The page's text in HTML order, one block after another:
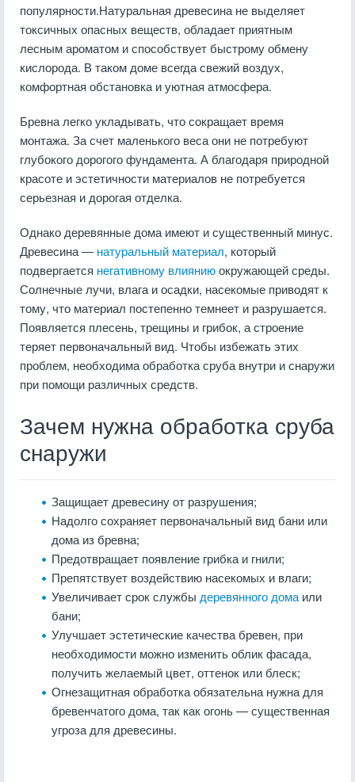
популярности.Натуральная древесина не выделяет
токсичных опасных веществ, обладает приятным
лесным ароматом и способствует быстрому обмену
кислорода. В таком доме всегда свежий воздух,
комфортная обстановка и уютная атмосфера.
Бревна легко укладывать, что сокращает время
монтажа. За счет маленького веса они не потребуют
глубокого дорогого фундамента. А благодаря природной
красоте и эстетичности материалов не потребуется
серьезная и дорогая отделка.
Однако деревянные дома имеют и существенный минус.
Древесина — натуральный материал, который
подвергается негативному влияниюокружающей среды.
Солнечные лучи, влага и осадки, насекомые приводят к
тому, что материал постепенно темнеет и разрушается.
Появляется плесень, трещины и грибок, а строение
теряет первоначальный вид. Чтобы избежать этих
проблем, необходима обработка сруба внутри и снаружи
при помощи различных средств.
Зачем нужна обработка сруба
снаружи
Защищает древесину от разрушения;
Надолго сохраняет первоначальный вид бани или
дома из бревна;
Предотвращает появление грибка и гнили;
Препятствует воздействию насекомых и влаги;
Увеличивает срок службы деревянного дома или
бани;
Улучшает эстетические качества бревен, при
необходимости можно изменить облик фасада,
получить желаемый цвет, оттенок или блеск;
Огнезащитная обработка обязательна нужна для
бревенчатого дома, так как огонь — существенная
угроза для древесины.